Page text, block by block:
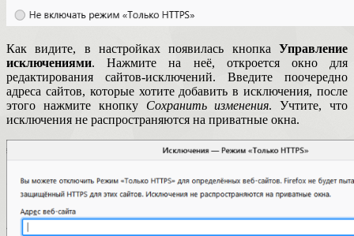
Как видите, в настройках появилась кнопка Управление
исключениями. Нажмите на неё, откроется окно для
редактирования сайтов-исключений. Введите поочередно
адреса сайтов, которые хотите добавить в исключения, после
этого нажмите кнопку Сохранить изменения. Учтите, что
исключения не распространяются на приватные окна.